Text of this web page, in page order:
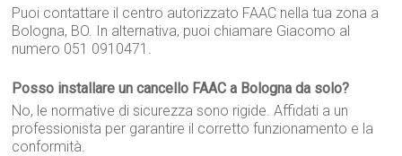
Puoi contattare il centro autorizzato FAAC nella tua zona a
Bologna, BO. In alternativa, puoi chiamare Giacomo al
numero 051 0910471.
Posso installare un cancello FAAC a Bologna da solo?
No, le normative di sicurezza sono rigide. Affidati a un
professionista per garantire il corretto funzionamento e la
conformità.